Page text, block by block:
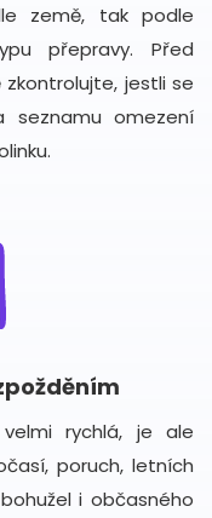
země, tak podle
přepravy. Před
jestli se
seznamu omezení
rychlá, je ale
poruch, letních
i občasného